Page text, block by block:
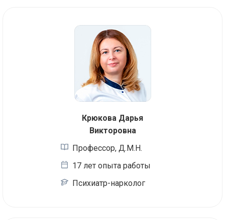
Крюкова Дарья
Викторовна
Профессор, Д.М.Н.
17 лет опыта работы
Психиатр-нарколог